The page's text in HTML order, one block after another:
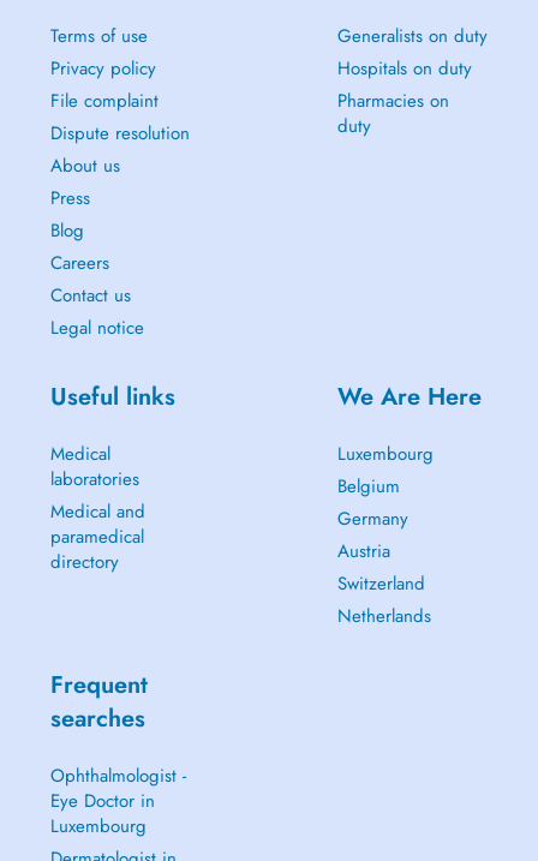
Terms of use
Privacy policy
File complaint
Dispute resolution
About us
Press
Blog
Careers
Contact us
Legal notice
Generalists on duty
Hospitals on duty
Pharmacies on
duty
Useful links
Medical
laboratories
Medical and
paramedical
directory
We Are Here
Luxembourg
Belgium
Germany
Austria
Switzerland
Netherlands
Frequent
searches
Ophthalmologist -
Eye Doctor in
Luxembourg